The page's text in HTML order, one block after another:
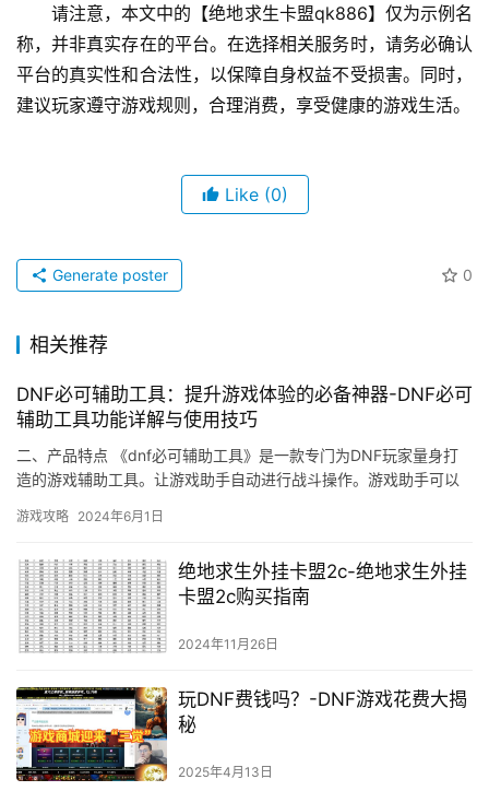
请注意，本文中的【绝地求生卡盟qk886】仅为示例名
称，并非真实存在的平台。在选择相关服务时，请务必确认
平台的真实性和合法性，以保障自身权益不受损害。同时，
建议玩家遵守游戏规则，合理消费，享受健康的游戏生活。
Like (0)
0
Generate poster
相关推荐
DNF必可辅助工具：提升游戏体验的必备神器-DNF必可
辅助工具功能详解与使用技巧
二、产品特点 《dnf必可辅助工具》是一款专门为DNF玩家量身打
造的游戏辅助工具。让游戏助手自动进行战斗操作。游戏助手可以
游戏攻略 2024年6月1日
绝地求生外挂卡盟2c-绝地求生外挂
卡盟2c购买指南
2024年11月26日
玩DNF费钱吗？-DNF游戏花费大揭
秘
2025年4月13日